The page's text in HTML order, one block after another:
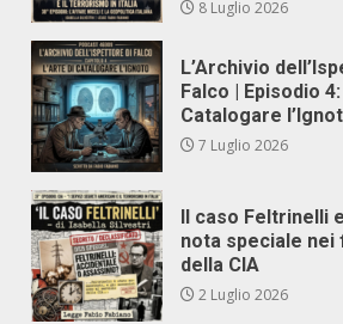
8 Luglio 2026
L’Archivio
Falco | Episodio
Catalogare
7 Luglio 2026
Il caso Feltrinelli
nota speciale
della CIA
2 Luglio 2026